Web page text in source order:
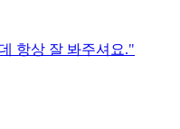
항상 잘 봐주셔요."